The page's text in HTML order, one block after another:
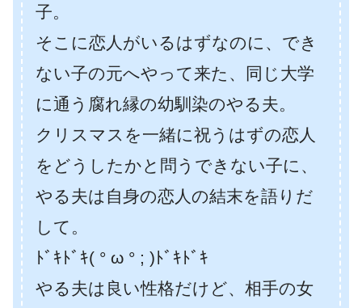
子。
そこに恋人がいるはずなのに、でき
ない子の元へやって来た、同じ大学
に通う腐れ縁の幼馴染のやる夫。
クリスマスを一緒に祝うはずの恋人
をどうしたかと問うできない子に、
やる夫は自身の恋人の結末を語りだ
して。
ﾄﾞｷﾄﾞｷ( ° ω ° ; )ﾄﾞｷﾄﾞｷ
やる夫は良い性格だけど、相手の女